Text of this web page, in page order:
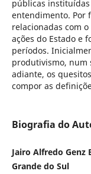
públicas
entendimento. Por
relacionadas com
ações do Estado e
períodos.
produtivismo, num
adiante, os
compor as
Biografia do
Jairo Alfredo Genz
Grande do Sul